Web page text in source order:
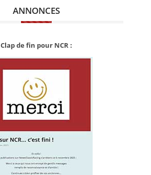
ANNONCES
Clap de fin pour NCR :